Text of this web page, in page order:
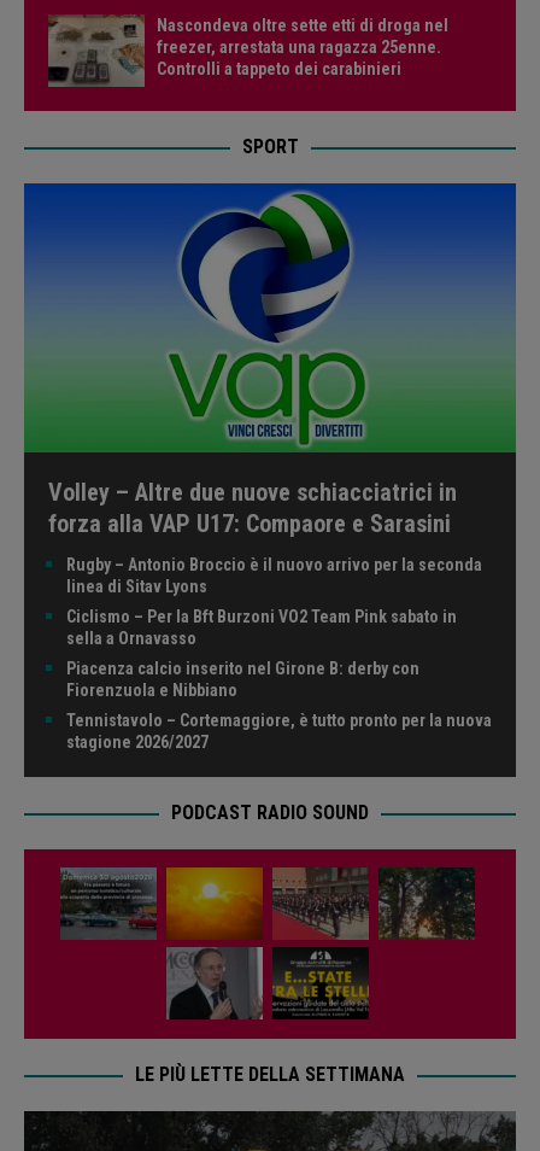
Nascondeva oltre sette etti di droga nel
freezer, arrestata una ragazza 25enne.
Controlli a tappeto dei carabinieri
SPORT
Volley – Altre due nuove schiacciatrici in
forza alla VAP U17: Compaore e Sarasini
Rugby – Antonio Broccio è il nuovo arrivo per la seconda
linea di Sitav Lyons
Ciclismo – Per la Bft Burzoni VO2 Team Pink sabato in
sella a Ornavasso
Piacenza calcio inserito nel Girone B: derby con
Fiorenzuola e Nibbiano
Tennistavolo – Cortemaggiore, è tutto pronto per la nuova
stagione 2026/2027
PODCAST RADIO SOUND
LE PIÙ LETTE DELLA SETTIMANA